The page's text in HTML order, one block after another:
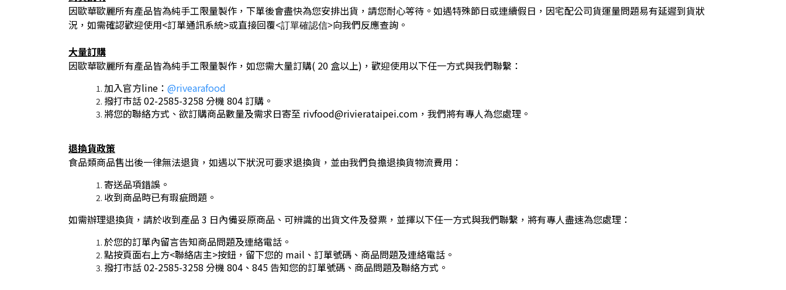
因歐華歐麗所有產品皆為純手工限量製作，下單後會盡快為您安排出貨，請您耐心等待。如遇特殊節日或連續假日，因宅配公司貨運量問題易有延遲到貨狀
況，如需確認歡迎使用<訂單通訊系統>或直接回覆<訂單確認信>向我們反應查詢。
大量訂購
因歐華歐麗所有產品皆為純手工限量製作，如您需大量訂購( 20 盒以上)，歡迎使用以下任一方式與我們聯繫：
加入官方line： @rivearafood
撥打市話 02-2585-3258 分機 804 訂購。
將您的聯絡方式、欲訂購商品數量及需求日寄至 rivfood@rivierataipei.com，我們將有專人為您處理。
退換貨政策
食品類商品售出後一律無法退貨，如遇以下狀況可要求退換貨，並由我們負擔退換貨物流費用：
寄送品項錯誤。
收到商品時已有瑕疵問題。
如需辦理退換貨，請於收到產品 3 日內備妥原商品、可辨識的出貨文件及發票，並擇以下任一方式與我們聯繫，將有專人盡速為您處理：
於您的訂單內留言告知商品問題及連絡電話。
點按頁面右上方<聯絡店主>按鈕，留下您的 mail、訂單號碼、商品問題及連絡電話。
撥打市話 02-2585-3258 分機 804、845 告知您的訂單號碼、商品問題及聯絡方式。